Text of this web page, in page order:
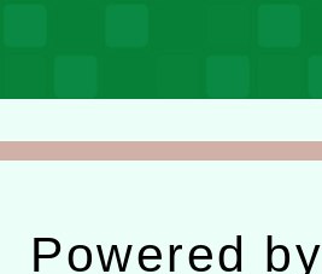
Powered by